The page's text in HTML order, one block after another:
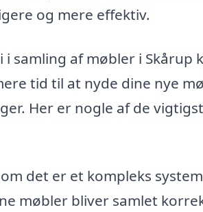
og mere effektiv.
i samling af møbler i
tid til at nyde dine nye
Her er nogle af de
det er et kompleks
møbler bliver samlet